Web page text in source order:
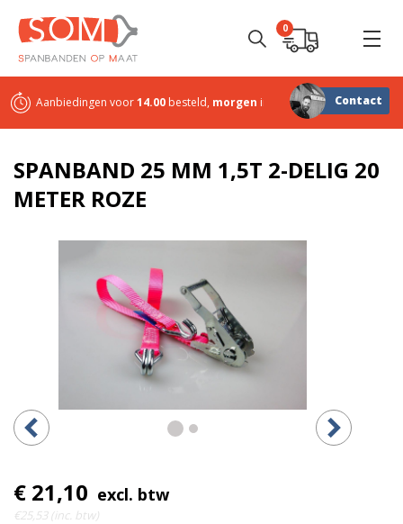
0
Aanbiedingen voor14.00 besteld, morgen in huisSterk in maatwerk
Contact
SPANBAND 25 MM 1,5T 2-DELIG 20
METER ROZE
€ 21,10 excl. btw
€25,53 (inc. btw)